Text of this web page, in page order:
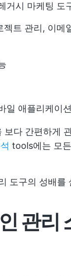
거시 마케팅 도
젝트 관리 , 이메
일 애플리케이
다 간편하게
tools에는 모
도구의 성배를
관리